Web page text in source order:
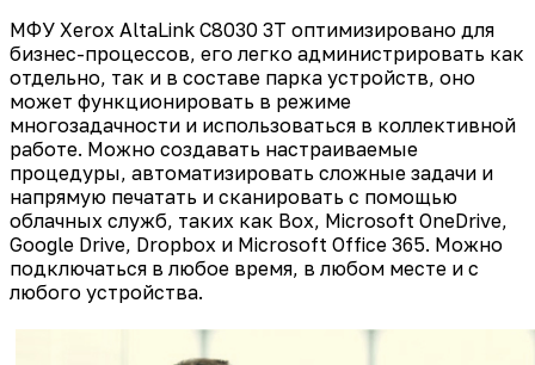
МФУ Xerox AltaLink C8030 3T оптимизировано для
бизнес-процессов, его легко администрировать как
отдельно, так и в составе парка устройств, оно
может функционировать в режиме
многозадачности и использоваться в коллективной
работе. Можно создавать настраиваемые
процедуры, автоматизировать сложные задачи и
напрямую печатать и сканировать с помощью
облачных служб, таких как Box, Microsoft OneDrive,
Google Drive, Dropbox и Microsoft Office 365. Можно
подключаться в любое время, в любом месте и с
любого устройства.